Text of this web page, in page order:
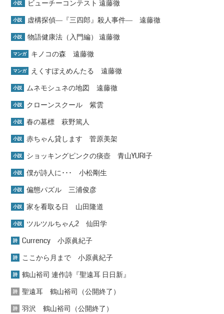
小説 ビューチーコンテスト 遠藤徹
小説 虚構探偵―『三四郎』殺人事件― 遠藤徹
小説 物語健康法（入門編） 遠藤徹
マンガ キノコの森 遠藤徹
マンガ えくすぽえめんたる 遠藤徹
小説 ムネモシュネの地図 遠藤徹
小説 クローンスクール 紫雲
小説 春の墓標 萩野篤人
小説 赤ちゃん貸します 菅原美架
小説 ショッキングピンクの痰壺 青山YURI子
小説 僕が詩人に･･･ 小松剛生
小説 偏態パズル 三浦俊彦
小説 家を看取る日 山田隆道
小説 ツルツルちゃん2 仙田学
詩 Currency 小原眞紀子
詩 ここから月まで 小原眞紀子
詩 鶴山裕司 連作詩『聖遠耳 日日新』
詩 聖遠耳 鶴山裕司（公開終了）
詩 羽沢 鶴山裕司（公開終了）